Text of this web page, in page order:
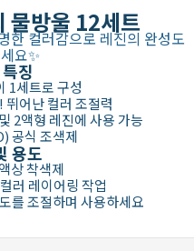
방울 12세트
한 컬러감으로 레진의 완성도
요✨
징
1세트로 구성
뛰어난 컬러 조절력
2액형 레진에 사용 가능
공식 조색제
용도
상 착색제
러 레이어링 작업
를 조절하며 사용하세요